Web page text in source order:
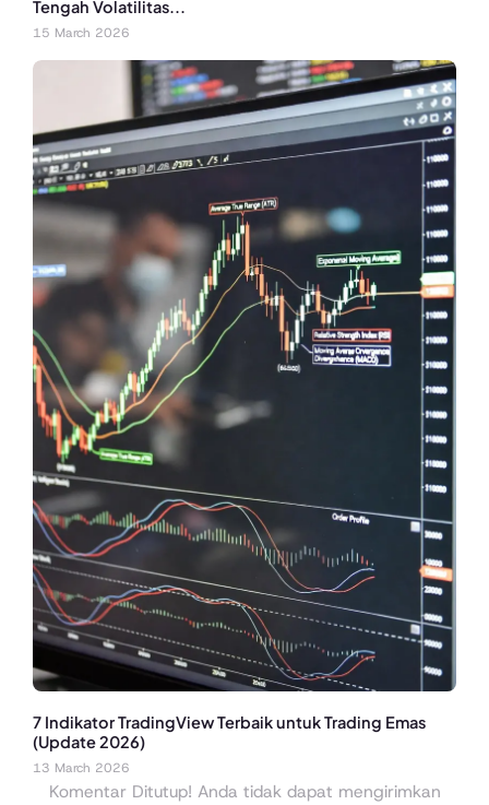
Tengah Volatilitas...
15 March 2026
7 Indikator TradingView Terbaik untuk Trading Emas
(Update 2026)
13 March 2026
Komentar Ditutup! Anda tidak dapat mengirimkan